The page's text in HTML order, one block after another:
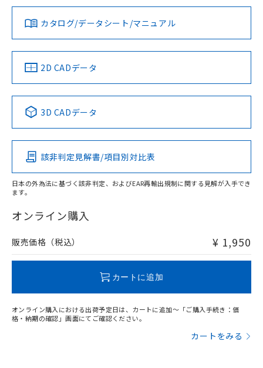
ダウンロードデータをご利用いただく前に、以下を必ずお読
みください。
ソフトウェアの使用条件
対応済み
中国 RoHS 注意事項・凡例
Pb Hg Cd Cr(VI)
O
在庫等で未対応品が混在する可能性があります。
問い合わせください。
LR型式承認
（イギリス
船舶規格）
DNV型式承認
（ノルウェー
BV型式承認
（フランス
KR型式
（韓国
No No No No
この製品の規格認証/適合状況ページへ
その他の認証はこちらのページからご検索ください
カタログ/データシート/マニュアル
2D CADデータ
3D CADデータ
該非判定見解書/項目別対比表
日本の外為法に基づく該非判定、およびEAR再輸出規制に関する見解が入手でき
ます。
オンライン購入
販売価格（税込） ¥ 1,950
カートに追加
オンライン購入における出荷予定日は、カートに追加～「ご購入手続き：価
格・納期の確認」画面にてご確認ください。
カートをみる